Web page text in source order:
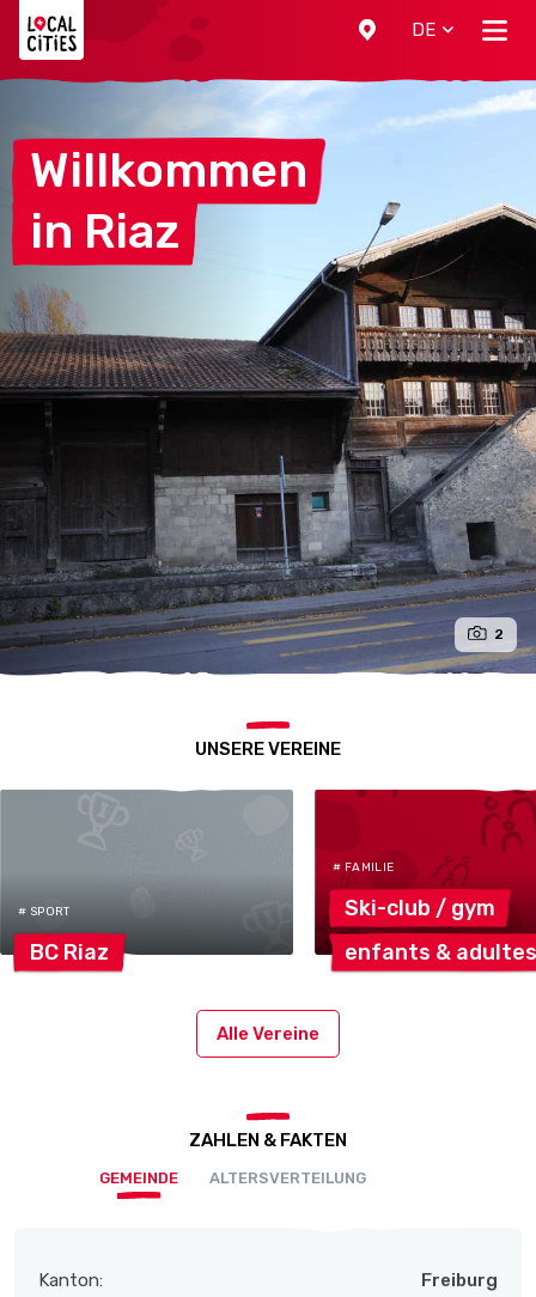
DE
Willkommen
in Riaz
2
UNSERE VEREINE
# SPORT
BC Riaz
# FAMILIE
Ski-club / gym
enfants & adultes
Alle Vereine
ZAHLEN & FAKTEN
GEMEINDE ALTERSVERTEILUNG
Kanton:
Freiburg